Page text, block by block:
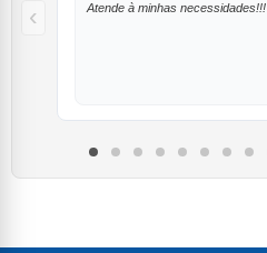
‹
Atende à minhas necessidades!!!